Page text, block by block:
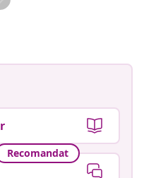
Recomandat